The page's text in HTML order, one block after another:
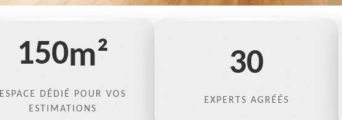
150m²
ESPACE DÉDIÉ POUR VOS
ESTIMATIONS
30
EXPERTS AGRÉÉS